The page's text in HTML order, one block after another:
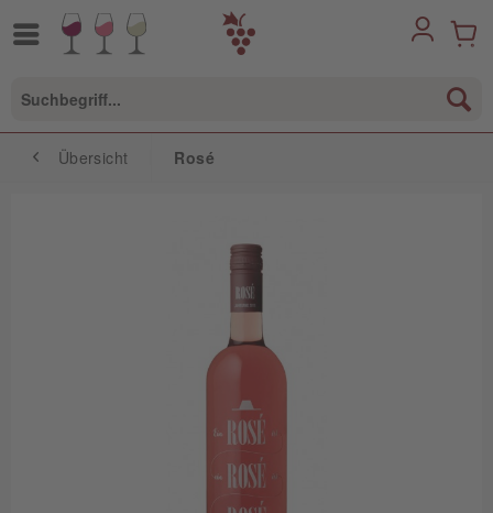
Übersicht Rosé